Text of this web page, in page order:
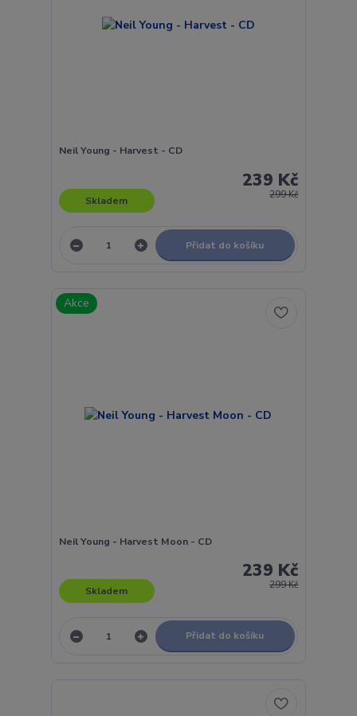
Neil Young - Harvest - CD
299 Kč
239 Kč
Skladem
Přidat do košíku
Akce
Neil Young - Harvest Moon - CD
299 Kč
239 Kč
Skladem
Přidat do košíku